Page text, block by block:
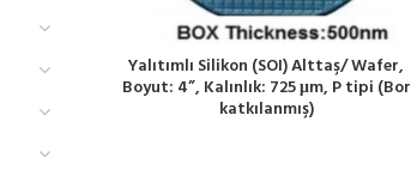
Yalıtımlı Silikon (SOI) Alttaş/ Wafer,
Boyut: 4”, Kalınlık: 725 μm, P tipi (Bor
katkılanmış)